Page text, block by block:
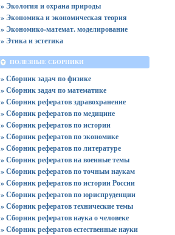
» Экология и охрана природы
» Экономика и экономическая теория
» Экономико-математ. моделирование
» Этика и эстетика
ПОЛЕЗНЫЕ СБОРНИКИ
» Сборник задач по физике
» Сборник задач по математике
» Сборник рефератов здравохранение
» Сборник рефератов по медицине
» Сборник рефератов по истории
» Сборник рефератов по экономике
» Сборник рефератов по литературе
» Сборник рефератов на военные темы
» Сборник рефератов по точным наукам
» Сборник рефератов по истории России
» Сборник рефератов по юриспруденции
» Сборник рефератов технические темы
» Сборник рефератов наука о человеке
» Сборник рефератов естественные науки